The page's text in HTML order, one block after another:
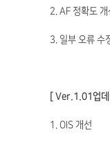
2. AF 정확도 개
3. 일부 오류 수
[ Ver.1.01업데
1. OIS 개선